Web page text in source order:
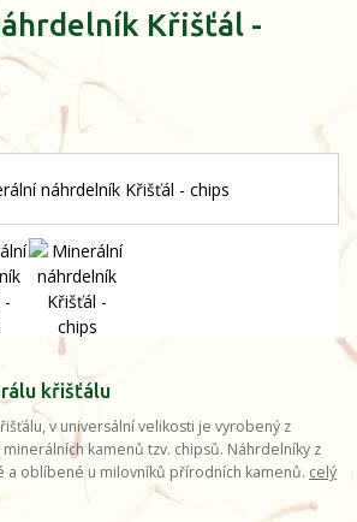
Křišťál -
křišťálu
v universální velikosti je vyrobený z
kamenů tzv. chipsů. Náhrdelníky z
a oblíbené u milovníků přírodních kamenů. celý